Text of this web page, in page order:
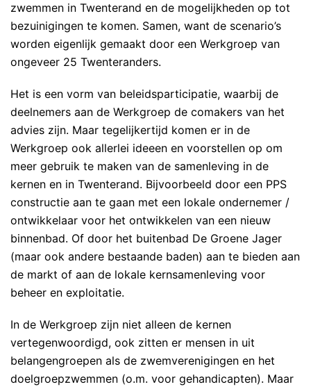
zwemmen in Twenterand en de mogelijkheden op tot
bezuinigingen te komen. Samen, want de scenario’s
worden eigenlijk gemaakt door een Werkgroep van
ongeveer 25 Twenteranders.
Het is een vorm van beleidsparticipatie, waarbij de
deelnemers aan de Werkgroep de comakers van het
advies zijn. Maar tegelijkertijd komen er in de
Werkgroep ook allerlei ideeen en voorstellen op om
meer gebruik te maken van de samenleving in de
kernen en in Twenterand. Bijvoorbeeld door een PPS
constructie aan te gaan met een lokale ondernemer /
ontwikkelaar voor het ontwikkelen van een nieuw
binnenbad. Of door het buitenbad De Groene Jager
(maar ook andere bestaande baden) aan te bieden aan
de markt of aan de lokale kernsamenleving voor
beheer en exploitatie.
In de Werkgroep zijn niet alleen de kernen
vertegenwoordigd, ook zitten er mensen in uit
belangengroepen als de zwemverenigingen en het
doelgroepzwemmen (o.m. voor gehandicapten). Maar